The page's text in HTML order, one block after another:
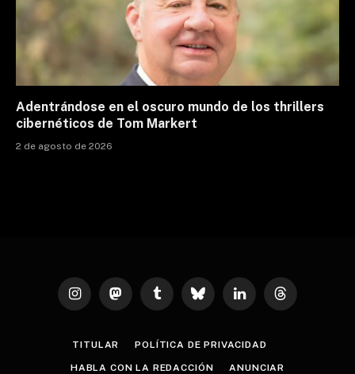
Adentrándose en el oscuro mundo de los thrillers
cibernéticos de Tom Markert
2 de agosto de 2026
InstagramMastodonTumblr Bluesky LinkedInThreads
TITULAR POLÍTICA DE PRIVACIDAD
HABLA CON LA REDACCIÓN ANUNCIAR